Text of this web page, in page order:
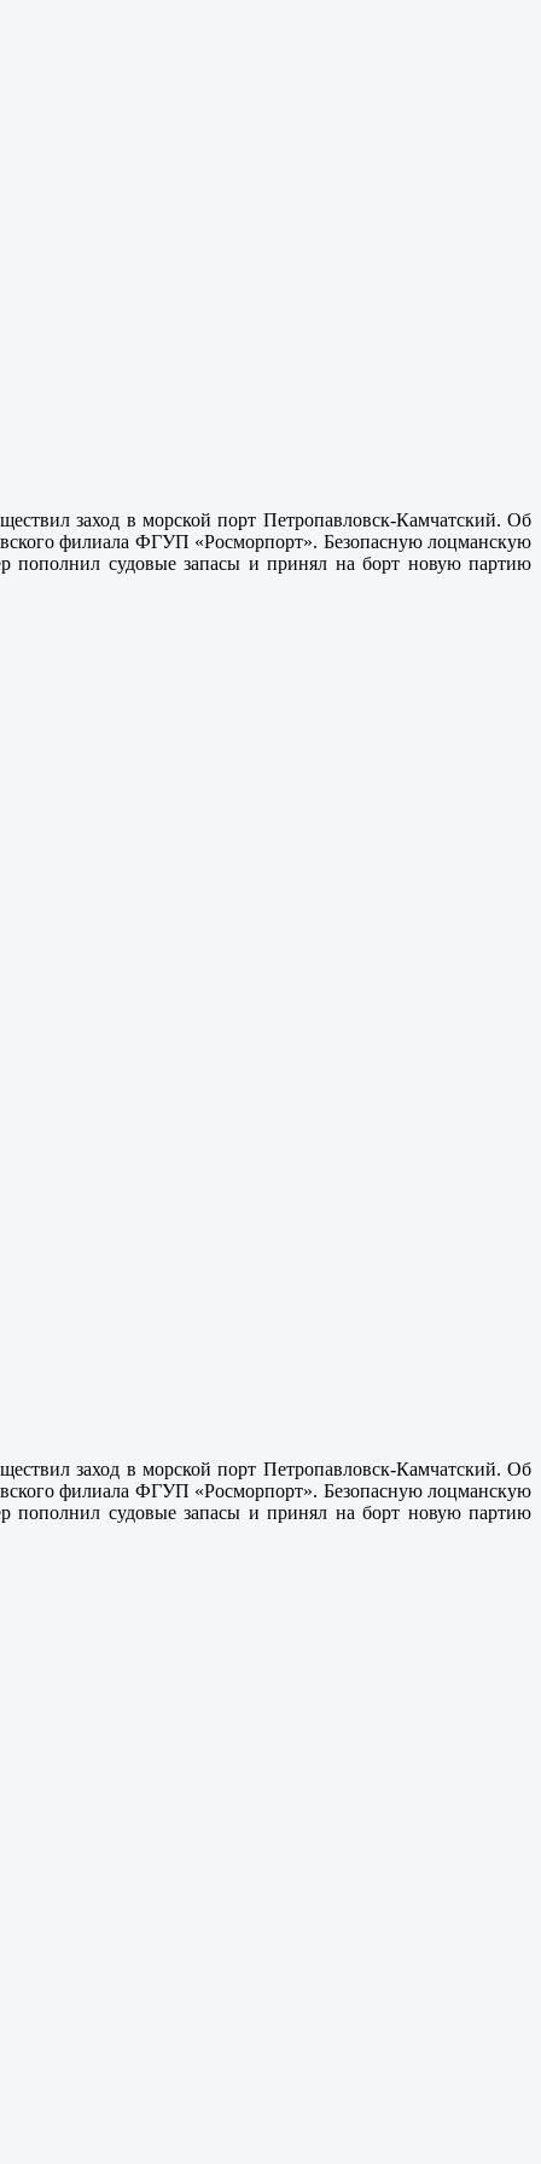
заход в морской порт Петропавловск-Камчатский. Об
филиала ФГУП «Росморпорт». Безопасную лоцманскую
пополнил судовые запасы и принял на борт новую партию
заход в морской порт Петропавловск-Камчатский. Об
филиала ФГУП «Росморпорт». Безопасную лоцманскую
пополнил судовые запасы и принял на борт новую партию